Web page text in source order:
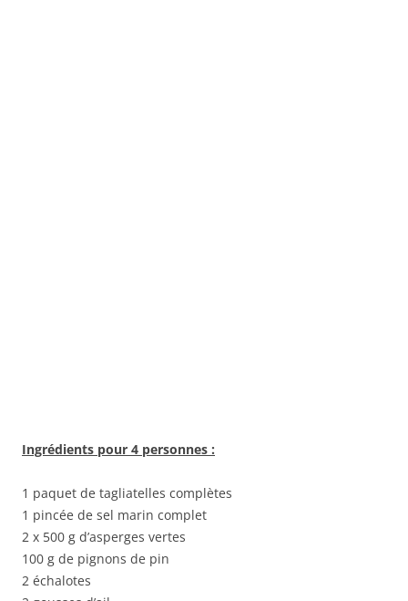
Ingrédients pour 4 personnes :
1 paquet de tagliatelles complètes
1 pincée de sel marin complet
2 x 500 g d’asperges vertes
100 g de pignons de pin
2 échalotes